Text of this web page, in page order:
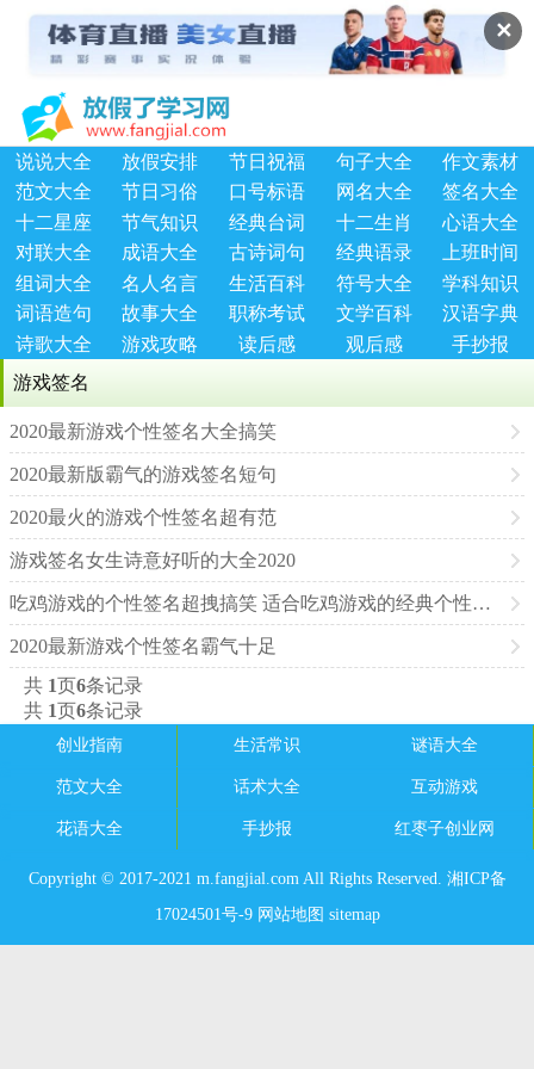
✕
说说大全 放假安排 节日祝福 句子大全
作文素材
范文大全
节日习俗 口号标语 网名大全
签名大全
十二星座
节气知识 经典台词 十二生肖
心语大全
对联大全
成语大全 古诗词句 经典语录
上班时间
组词大全
名人名言 生活百科 符号大全
学科知识
词语造句
故事大全 职称考试 文学百科
汉语字典
诗歌大全
游戏攻略 读后感 观后感
手抄报
游戏签名
2020最新游戏个性签名大全搞笑
2020最新版霸气的游戏签名短句
2020最火的游戏个性签名超有范
游戏签名女生诗意好听的大全2020
吃鸡游戏的个性签名超拽搞笑 适合吃鸡游戏的经典个性签名大全
2020最新游戏个性签名霸气十足
共 1页6条记录
共 1页6条记录
创业指南 生活常识 谜语大全
范文大全 话术大全 互动游戏
花语大全 手抄报 红枣子创业网
Copyright © 2017-2021 m.fangjial.com All Rights Reserved. 湘ICP备
17024501号-9 网站地图 sitemap